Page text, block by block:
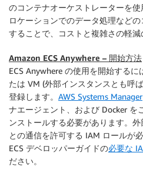
のコンテナオーケストレーターを
ロケーションでのデータ処理など
することで、コストと複雑さの軽減
Amazon ECS Anywhere – 開始方法
ECS Anywhere の使用を開始する
たは VM (外部インスタンスとも呼
登録します。 AWS Systems Manager
ナエージェント、および Docker を
ンストールする必要があります。
との通信を許可する IAM ロールが
ECS デベロッパーガイドの必要な
ださい。